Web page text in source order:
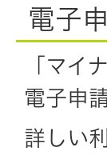
電子
「マイ
電子申
詳しい